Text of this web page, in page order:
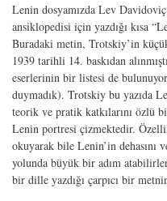
Lenin dosyamızda Lev
ansiklopedisi için yazdığı kısa
Buradaki metin, Trotskiy’in
1939 tarihli 14. baskıdan
eserlerinin bir listesi de
duymadık). Trotskiy bu yazıda
teorik ve pratik katkılarını özlü
Lenin portresi çizmektedir.
okuyarak bile Lenin’in dehasını
yolunda büyük bir adım
bir dille yazdığı çarpıcı bir